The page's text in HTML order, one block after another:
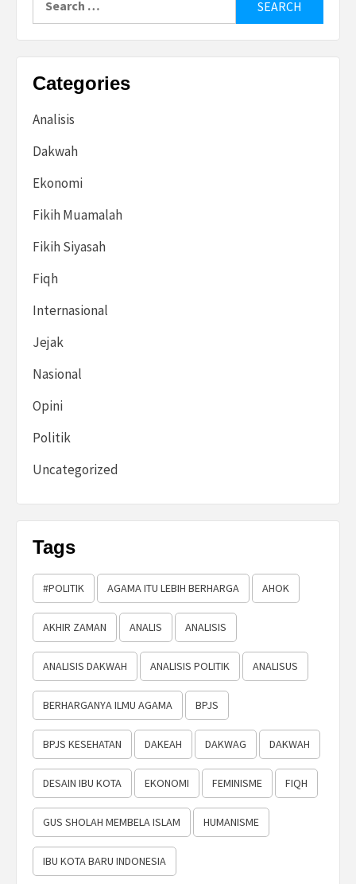
Categories
Analisis
Dakwah
Ekonomi
Fikih Muamalah
Fikih Siyasah
Fiqh
Internasional
Jejak
Nasional
Opini
Politik
Uncategorized
Tags
#POLITIK AGAMA ITU LEBIH BERHARGA AHOK
AKHIR ZAMAN ANALIS ANALISIS
ANALISIS DAKWAH ANALISIS POLITIK ANALISUS
BERHARGANYA ILMU AGAMA BPJS
BPJS KESEHATAN DAKEAH DAKWAG DAKWAH
DESAIN IBU KOTA EKONOMI FEMINISME FIQH
GUS SHOLAH MEMBELA ISLAM HUMANISME
IBU KOTA BARU INDONESIA